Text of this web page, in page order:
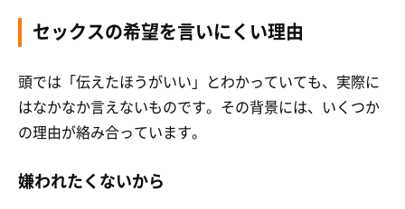
セックスの希望を言いにくい理由
頭では「伝えたほうがいい」とわかっていても、実際に
はなかなか言えないものです。その背景には、いくつか
の理由が絡み合っています。
嫌われたくないから